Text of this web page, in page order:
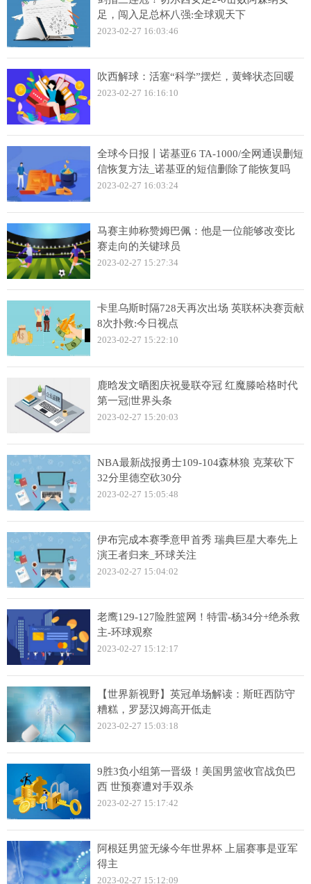
足，闯入足总杯八强:全球观天下
2023-02-27 16:03:46
吹西解球：活塞“科学”摆烂，黄蜂状态回暖
2023-02-27 16:16:10
全球今日报丨诺基亚6 TA-1000/全网通误删短
信恢复方法_诺基亚的短信删除了能恢复吗
2023-02-27 16:03:24
马赛主帅称赞姆巴佩：他是一位能够改变比
赛走向的关键球员
2023-02-27 15:27:34
卡里乌斯时隔728天再次出场 英联杯决赛贡献
8次扑救:今日视点
2023-02-27 15:22:10
鹿晗发文晒图庆祝曼联夺冠 红魔滕哈格时代
第一冠|世界头条
2023-02-27 15:20:03
NBA最新战报勇士109-104森林狼 克莱砍下
32分里德空砍30分
2023-02-27 15:05:48
伊布完成本赛季意甲首秀 瑞典巨星大奉先上
演王者归来_环球关注
2023-02-27 15:04:02
老鹰129-127险胜篮网！特雷-杨34分+绝杀救
主-环球观察
2023-02-27 15:12:17
【世界新视野】英冠单场解读：斯旺西防守
糟糕，罗瑟汉姆高开低走
2023-02-27 15:03:18
9胜3负小组第一晋级！美国男篮收官战负巴
西 世预赛遭对手双杀
2023-02-27 15:17:42
阿根廷男篮无缘今年世界杯 上届赛事是亚军
得主
2023-02-27 15:12:09